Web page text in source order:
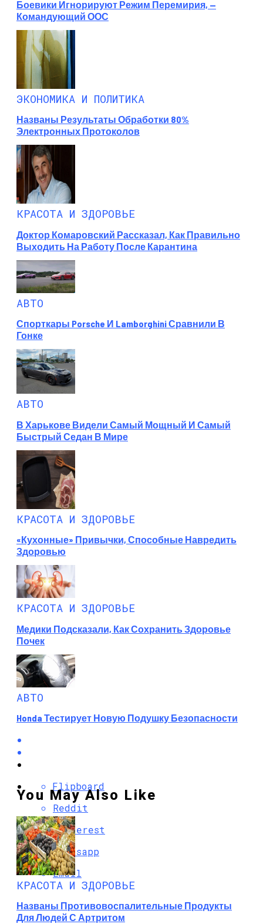
Боевики Игнорируют Режим Перемирия, —
Командующий ООС
ЭКОНОМИКА И ПОЛИТИКА
Названы Результаты Обработки 80%
Электронных Протоколов
КРАСОТА И ЗДОРОВЬЕ
Доктор Комаровский Рассказал, Как Правильно
Выходить На Работу После Карантина
АВТО
Спорткары Porsche И Lamborghini Сравнили В
Гонке
АВТО
В Харькове Видели Самый Мощный И Самый
Быстрый Седан В Мире
КРАСОТА И ЗДОРОВЬЕ
«Кухонные» Привычки, Способные Навредить
Здоровью
КРАСОТА И ЗДОРОВЬЕ
Медики Подсказали, Как Сохранить Здоровье
Почек
АВТО
Honda Тестирует Новую Подушку Безопасности
Flipboard
Reddit
Pinterest
Whatsapp
Email
You May Also Like
КРАСОТА И ЗДОРОВЬЕ
Названы Противовоспалительные Продукты
Для Людей С Артритом